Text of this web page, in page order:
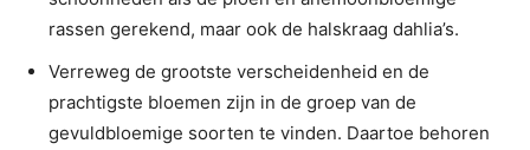
rassen gerekend, maar ook de halskraag dahlia’s.
Verreweg de grootste verscheidenheid en de
prachtigste bloemen zijn in de groep van de
gevuldbloemige soorten te vinden. Daartoe behoren